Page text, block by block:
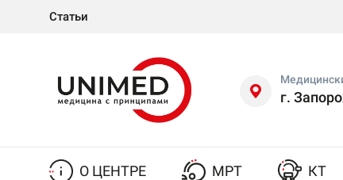
Статьи
г.
О ЦЕНТРЕ МРТ КТ